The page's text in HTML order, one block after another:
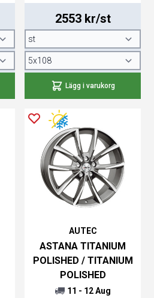
2553 kr/st
Lägg i varukorg
AUTEC
ASTANA TITANIUM
POLISHED / TITANIUM
POLISHED
11 - 12 Aug